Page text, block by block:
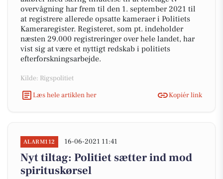
overvågning har frem til den 1. september 2021 til
at registrere allerede opsatte kameraer i Politiets
Kameraregister. Registeret, som pt. indeholder
næsten 29.000 registreringer over hele landet, har
vist sig at være et nyttigt redskab i politiets
efterforskningsarbejde.
Kilde: Rigspolitiet
Læs hele artiklen her
Kopiér link
ALARM112 16-06-2021 11:41
Nyt tiltag: Politiet sætter ind mod
spirituskørsel